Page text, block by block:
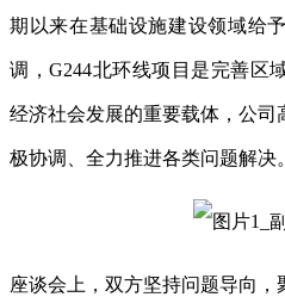
期以来在基础设施建设领域给
调， G244北环线项目是完善区
经济社会发展的重要载体，公
极协调、全力推进各类问题解决。
座谈会上，双方坚持问题导向